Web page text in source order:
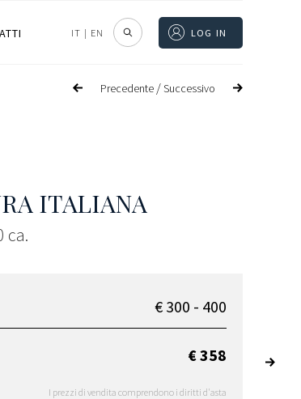
IT | EN LOG IN
Precedente /Successivo
ITALIANA
ca.
€ 300 - 400
€ 358
I prezzi di vendita comprendono i diritti d'asta